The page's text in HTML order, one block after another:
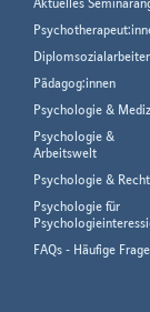
Pädagog:innen
Psychologie &
Psychologie &
Arbeitswelt
Psychologie & Recht
Psychologie für
FAQs - Häufige